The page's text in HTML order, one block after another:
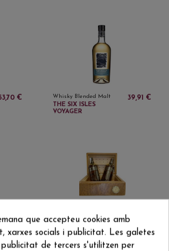
€ Whisky Blended Malt
THE SIX ISLES
VOYAGER
39,91 €
€
LISMORE CAIXA
FUSTA
HUMIDIFICADOR 12
YO+ 8 YO
260,00 €
que accepteu cookies amb
xarxes socials i publicitat. Les galetes
de tercers s'utilitzen per